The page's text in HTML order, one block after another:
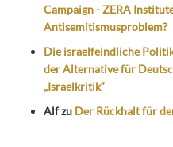
Campaign - ZERA
Antisemitismusproblem?
Die israelfeindliche
der Alternative für
„Israelkritik“
Alfzu Der Rückhalt für